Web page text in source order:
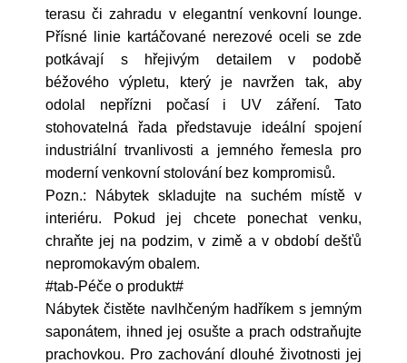
terasu či zahradu v elegantní venkovní lounge.
Přísné linie kartáčované nerezové oceli se zde
potkávají s hřejivým detailem v podobě
béžového výpletu, který je navržen tak, aby
odolal nepřízni počasí i UV záření. Tato
stohovatelná řada představuje ideální spojení
industriální trvanlivosti a jemného řemesla pro
moderní venkovní stolování bez kompromisů.
Pozn.: Nábytek skladujte na suchém místě v
interiéru. Pokud jej chcete ponechat venku,
chraňte jej na podzim, v zimě a v období dešťů
nepromokavým obalem.
#tab-Péče o produkt#
Nábytek čistěte navlhčeným hadříkem s jemným
saponátem, ihned jej osušte a prach odstraňujte
prachovkou. Pro zachování dlouhé životnosti jej